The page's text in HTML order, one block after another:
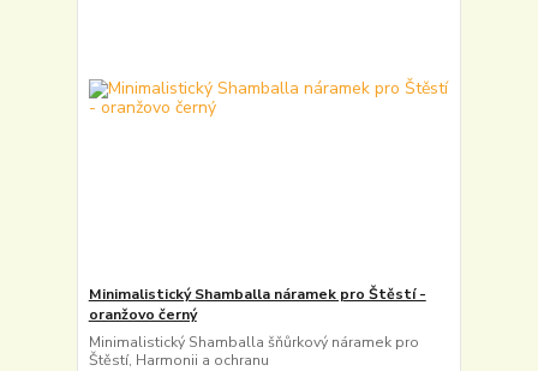
Minimalistický Shamballa náramek pro Štěstí -
oranžovo černý
Minimalistický Shamballa šňůrkový náramek pro
Štěstí, Harmonii a ochranu